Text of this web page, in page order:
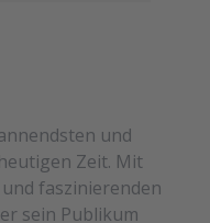
und
Zeit. Mit
faszinierenden
sein Publikum